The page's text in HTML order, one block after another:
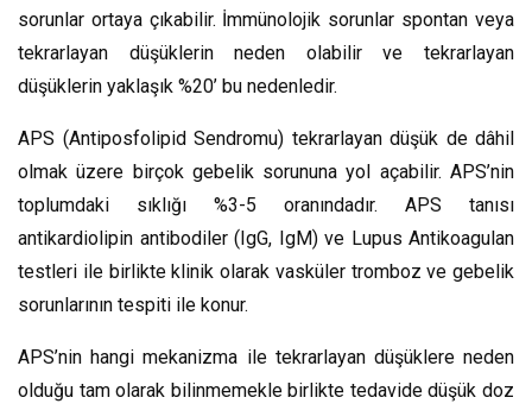
sorunlar ortaya çıkabilir. İmmünolojik sorunlar spontan veya
tekrarlayan düşüklerin neden olabilir ve tekrarlayan
düşüklerin yaklaşık %20’ bu nedenledir.
APS (Antiposfolipid Sendromu) tekrarlayan düşük de dâhil
olmak üzere birçok gebelik sorununa yol açabilir. APS’nin
toplumdaki sıklığı %3-5 oranındadır. APS tanısı
antikardiolipin antibodiler (IgG, IgM) ve Lupus Antikoagulan
testleri ile birlikte klinik olarak vasküler tromboz ve gebelik
sorunlarının tespiti ile konur.
APS’nin hangi mekanizma ile tekrarlayan düşüklere neden
olduğu tam olarak bilinmemekle birlikte tedavide düşük doz